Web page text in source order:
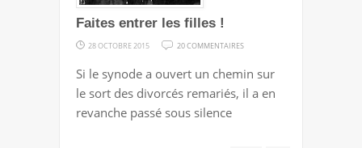
Faites entrer les filles !
28 OCTOBRE 2015 20 COMMENTAIRES
ENTRER
LES
Si le synode a ouvert un chemin sur
le sort des divorcés remariés, il a en
revanche passé sous silence